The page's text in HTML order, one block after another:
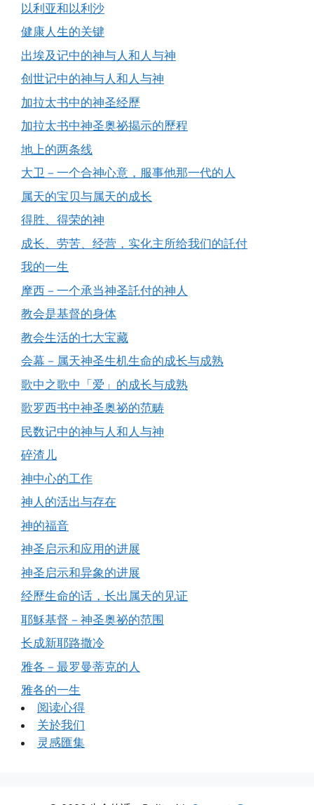
以利亚和以利沙
健康人生的关键
出埃及记中的神与人和人与神
创世记中的神与人和人与神
加拉太书中的神圣经歷
加拉太书中神圣奥祕揭示的歷程
地上的两条线
大卫－一个合神心意，服事他那一代的人
属天的宝贝与属天的成长
得胜、得荣的神
成长、劳苦、经营，实化主所给我们的託付
我的一生
摩西－一个承当神圣託付的神人
教会是基督的身体
教会生活的七大宝藏
会幕－属天神圣生机生命的成长与成熟
歌中之歌中「爱」的成长与成熟
歌罗西书中神圣奥祕的范畴
民数记中的神与人和人与神
碎渣儿
神中心的工作
神人的活出与存在
神的福音
神圣启示和应用的进展
神圣启示和异象的进展
经歷生命的话，长出属天的见证
耶穌基督－神圣奥祕的范围
长成新耶路撒冷
雅各－最罗曼蒂克的人
雅各的一生
阅读心得
关於我们
灵感匯集